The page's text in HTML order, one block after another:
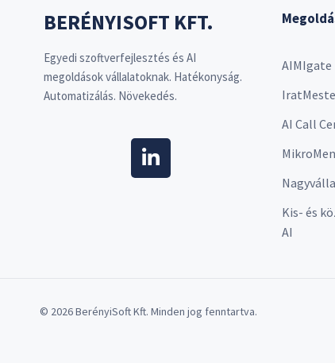
BERÉNYISOFT KFT.
Egyedi szoftverfejlesztés és AI
megoldások vállalatoknak. Hatékonyság.
Automatizálás. Növekedés.
AIMIgate
AI Call
Kis- és
AI
© 2026 BerényiSoft Kft. Minden jog fenntartva.